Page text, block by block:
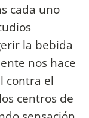
cada uno
la bebida
nos hace
contra el
centros de